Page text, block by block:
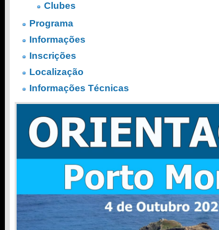
Clubes
Programa
Informações
Inscrições
Localização
Informações Técnicas